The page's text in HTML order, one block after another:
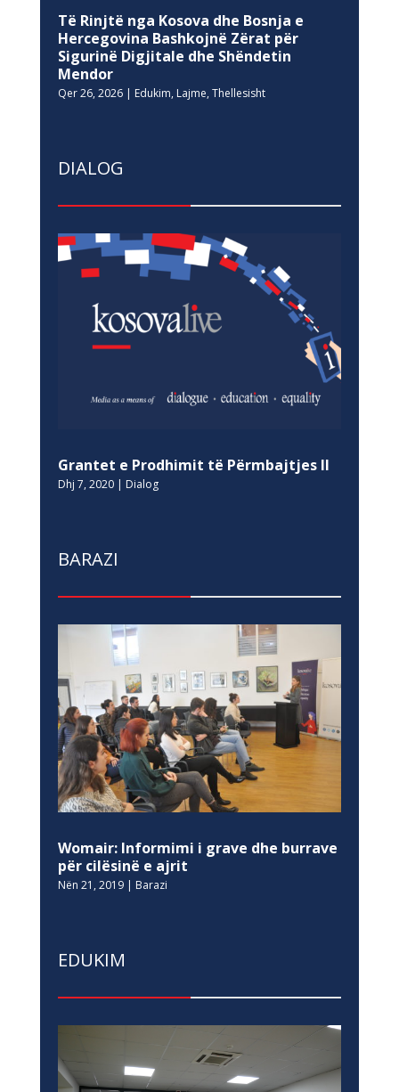
Të Rinjtë nga Kosova dhe Bosnja e
Hercegovina Bashkojnë Zërat për
Sigurinë Digjitale dhe Shëndetin
Mendor
Qer 26, 2026| Edukim, Lajme, Thellesisht
DIALOG
Grantet e Prodhimit të Përmbajtjes II
Dhj 7, 2020| Dialog
BARAZI
Womair: Informimi i grave dhe burrave
për cilësinë e ajrit
Nën 21, 2019| Barazi
EDUKIM